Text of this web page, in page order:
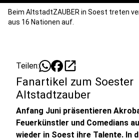
Beim AltstadtZAUBER in Soest treten
aus 16 Nationen auf.
Teilen: open_in_new
Fanartikel zum Soester
Altstadtzauber
Anfang Juni präsentieren
Feuerkünstler und Comedians
wieder in Soest ihre Talente. In